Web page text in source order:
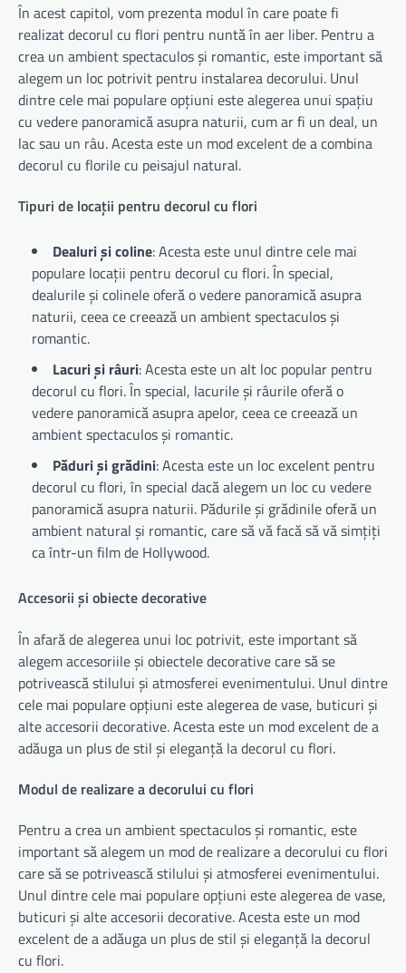
În acest capitol, vom prezenta modul în care poate fi
realizat decorul cu flori pentru nuntă în aer liber. Pentru a
crea un ambient spectaculos și romantic, este important să
alegem un loc potrivit pentru instalarea decorului. Unul
dintre cele mai populare opțiuni este alegerea unui spațiu
cu vedere panoramică asupra naturii, cum ar fi un deal, un
lac sau un râu. Acesta este un mod excelent de a combina
decorul cu florile cu peisajul natural.
Tipuri de locații pentru decorul cu flori
Dealuri și coline: Acesta este unul dintre cele mai
populare locații pentru decorul cu flori. În special,
dealurile și colinele oferă o vedere panoramică asupra
naturii, ceea ce creează un ambient spectaculos și
romantic.
Lacuri și râuri: Acesta este un alt loc popular pentru
decorul cu flori. În special, lacurile și râurile oferă o
vedere panoramică asupra apelor, ceea ce creează un
ambient spectaculos și romantic.
Păduri și grădini: Acesta este un loc excelent pentru
decorul cu flori, în special dacă alegem un loc cu vedere
panoramică asupra naturii. Pădurile și grădinile oferă un
ambient natural și romantic, care să vă facă să vă simțiți
ca într-un film de Hollywood.
Accesorii și obiecte decorative
În afară de alegerea unui loc potrivit, este important să
alegem accesoriile și obiectele decorative care să se
potrivească stilului și atmosferei evenimentului. Unul dintre
cele mai populare opțiuni este alegerea de vase, buticuri și
alte accesorii decorative. Acesta este un mod excelent de a
adăuga un plus de stil și eleganță la decorul cu flori.
Modul de realizare a decorului cu flori
Pentru a crea un ambient spectaculos și romantic, este
important să alegem un mod de realizare a decorului cu flori
care să se potrivească stilului și atmosferei evenimentului.
Unul dintre cele mai populare opțiuni este alegerea de vase,
buticuri și alte accesorii decorative. Acesta este un mod
excelent de a adăuga un plus de stil și eleganță la decorul
cu flori.